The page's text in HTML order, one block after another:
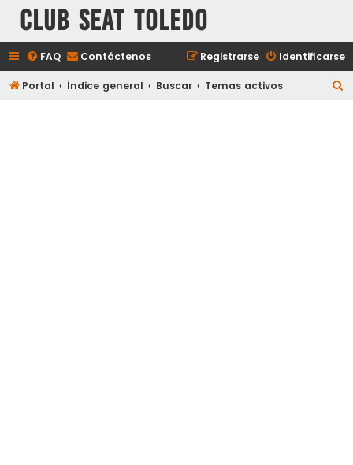
Club Seat Toledo
FAQ Contáctenos Identificarse
Registrarse
Portal Índice general Buscar Temas activos